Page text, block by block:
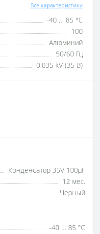
Все характеристики
-40 … 85 °C
100
Алюминий
50/60 Гц
0.035 kV (35 В)
Конденсатор 35V 100µF
12 мес.
Черный
-40 … 85 °C